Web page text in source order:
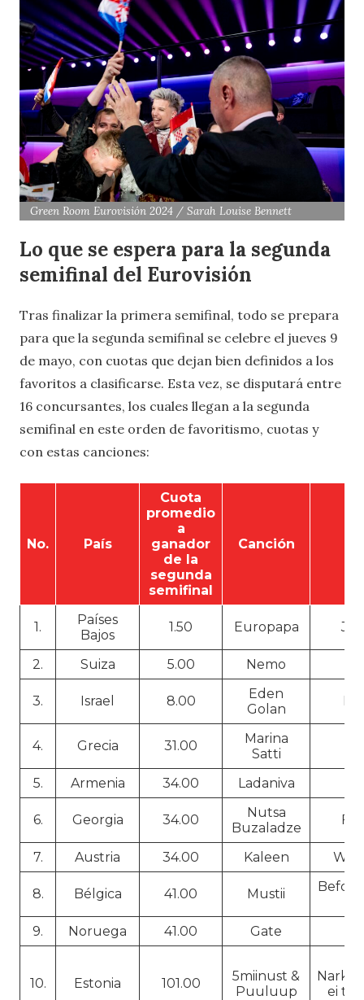
Green Room Eurovisión 2024 / Sarah Louise Bennett
Lo que se espera para la segunda
semifinal del Eurovisión
Tras finalizar la primera semifinal, todo se prepara
para que la segunda semifinal se celebre el jueves 9
de mayo, con cuotas que dejan bien definidos a los
favoritos a clasificarse. Esta vez, se disputará entre
16 concursantes, los cuales llegan a la segunda
semifinal en este orden de favoritismo, cuotas y
con estas canciones:
No. País
Cuota
promedio
a
ganador
de la
segunda
semifinal
Canción
1.
Países
Bajos
1.50 Europapa
2. Suiza 5.00 Nemo
3. Israel 8.00
Eden
Golan
4. Grecia 31.00
Marina
Satti
5. Armenia 34.00 Ladaniva
6. Georgia 34.00
Nutsa
Buzaladze
7. Austria 34.00 Kaleen We
8. Bélgica 41.00 Mustii
Before
9.
Noruega 41.00 Gate
10. Estonia 101.00
5miinust &
Puuluup
ei